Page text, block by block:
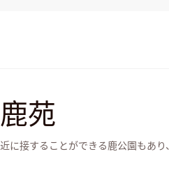
苑
に接することができる鹿公園もあ